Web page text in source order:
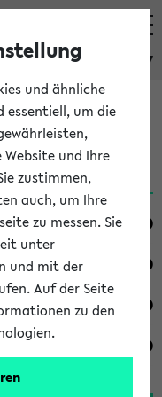
eKVV
und ähnliche
essentiell, um die
und Ihre
zustimmen,
auch, um Ihre
zu messen. Sie
unter
und mit der
Auf der Seite
zu den